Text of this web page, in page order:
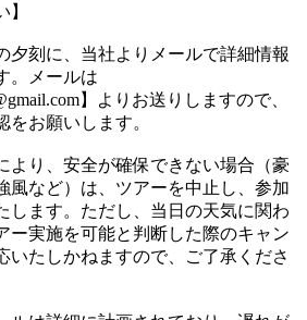
】
夕刻に、当社よりメールで詳細情報
。メールは
】よりお送りしますので、
をお願いします。
より、安全が確保できない場合（豪
風など）は、ツアーを中止し、参加
します。ただし、当日の天気に関わ
ー実施を可能と判断した際のキャン
いたしかねますので、ご了承くださ